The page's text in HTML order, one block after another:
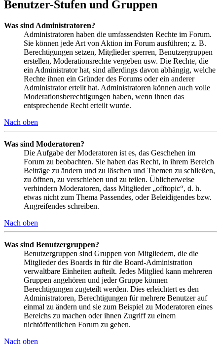
Benutzer-Stufen und Gruppen
Was sind Administratoren?
Administratoren haben die umfassendsten Rechte im Forum.
Sie können jede Art von Aktion im Forum ausführen; z. B.
Berechtigungen setzen, Mitglieder sperren, Benutzergruppen
erstellen, Moderationsrechte vergeben usw. Die Rechte, die
ein Administrator hat, sind allerdings davon abhängig, welche
Rechte ihnen ein Gründer des Forums oder ein anderer
Administrator erteilt hat. Administratoren können auch volle
Moderationsberechtigungen haben, wenn ihnen das
entsprechende Recht erteilt wurde.
Nach oben
Was sind Moderatoren?
Die Aufgabe der Moderatoren ist es, das Geschehen im
Forum zu beobachten. Sie haben das Recht, in ihrem Bereich
Beiträge zu ändern und zu löschen und Themen zu schließen,
zu öffnen, zu verschieben und zu teilen. Üblicherweise
verhindern Moderatoren, dass Mitglieder „offtopic“, d. h.
etwas nicht zum Thema Passendes, oder Beleidigendes bzw.
Angreifendes schreiben.
Nach oben
Was sind Benutzergruppen?
Benutzergruppen sind Gruppen von Mitgliedern, die die
Mitglieder des Boards in für die Board-Administration
verwaltbare Einheiten aufteilt. Jedes Mitglied kann mehreren
Gruppen angehören und jeder Gruppe können
Berechtigungen zugeteilt werden. Dies erleichtert es den
Administratoren, Berechtigungen für mehrere Benutzer auf
einmal zu ändern und sie zum Beispiel zu Moderatoren eines
Bereichs zu machen oder ihnen Zugriff zu einem
nichtöffentlichen Forum zu geben.
Nach oben